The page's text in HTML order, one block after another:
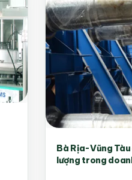
Bà Rịa-Vũng
lượng trong